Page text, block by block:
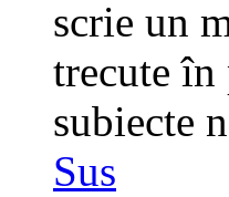
scrie un
trecute în
subiecte
Sus